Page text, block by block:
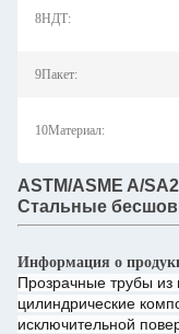
8НДТ:
9Пакет:
10Материал:
ASTM/ASME A/
Стальные
Информация о
Прозрачные трубы
цилиндрические
исключительной